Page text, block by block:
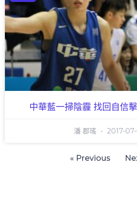
中華藍一掃陰霾 找回自信
潘 郡瑤 2017-
« Previous